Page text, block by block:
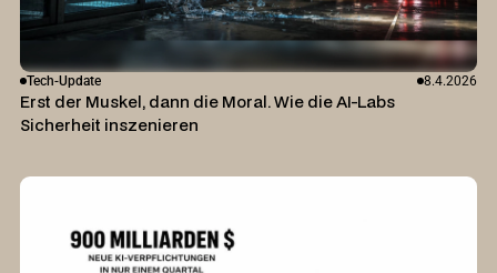
Tech-Update 8.4.2026
Erst der Muskel, dann die Moral. Wie die AI-Labs
Sicherheit inszenieren